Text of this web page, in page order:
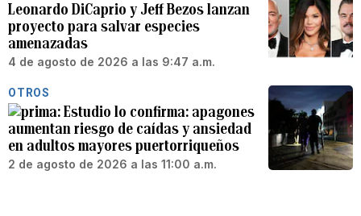
Leonardo DiCaprio y Jeff Bezos lanzan
proyecto para salvar especies
amenazadas
4 de agosto de 2026 a las 9:47 a.m.
OTROS
Estudio lo confirma: apagones
aumentan riesgo de caídas y ansiedad
en adultos mayores puertorriqueños
2 de agosto de 2026 a las 11:00 a.m.